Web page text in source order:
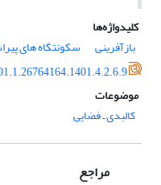
کلیدواژه‌ها
بازآفرینی
سکونتگاه های
موضوعات
کالبدی ـ فضایی
مراجع